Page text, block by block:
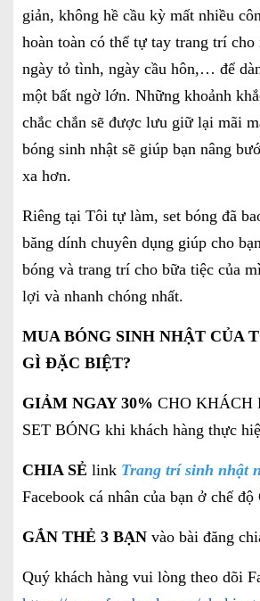
giản, không hề cầu kỳ mất nhiều
hoàn toàn có thể tự tay trang trí cho
ngày tỏ tình, ngày cầu hôn,… để
một bất ngờ lớn. Những khoảnh
chắc chắn sẽ được lưu giữ lại mãi
bóng sinh nhật sẽ giúp bạn nâng
xa hơn.
Riêng tại Tôi tự làm, set bóng đã
băng dính chuyên dụng giúp cho
bóng và trang trí cho bữa tiệc của
lợi và nhanh chóng nhất.
MUA BÓNG SINH NHẬT CỦA
GÌ ĐẶC BIỆT?
GIẢM NGAY 30% CHO KHÁCH
SET BÓNG khi khách hàng thực
CHIA SẺ link Trang trí sinh nhật
Facebook cá nhân của bạn ở chế
GẮN THẺ 3 BẠN vào bài đăng
Quý khách hàng vui lòng theo dõi